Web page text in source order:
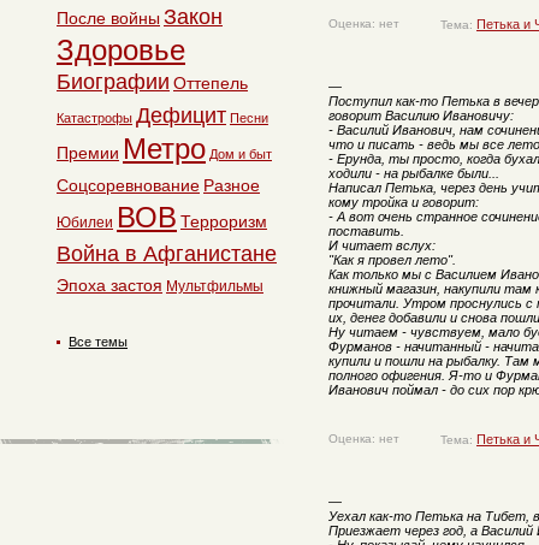
Оценка: нет Тема: Петька и
—
Поступил как-то Петька в
говорит Василию Ивановичу:
- Василий Иванович, нам
что и писать - ведь мы все
- Ерунда, ты просто, когда
ходили - на рыбалке были...
Написал Петька, через день
кому тройка и говорит:
- А вот очень странное
поставить.
И читает вслух:
"Как я провел лето".
Как только мы с Василием
книжный магазин, накупили там
прочитали. Утром проснулись с
их, денег добавили и снова
Ну читаем - чувствуем, мало
Фурманов - начитанный -
купили и пошли на рыбалку. Там
полного офигения. Я-то и
Иванович поймал - до сих пор
Оценка: нет Тема: Петька и
—
Уехал как-то Петька на
Приезжает через год, а Василий
После войны Закон
Здоровье
Биографии Оттепель
Катастрофы Дефицит Песни
Премии Метро Дом и быт
Соцсоревнование Разное
Юбилеи ВОВ Терроризм
Война в Афганистане
Эпоха застоя Мультфильмы
Все темы